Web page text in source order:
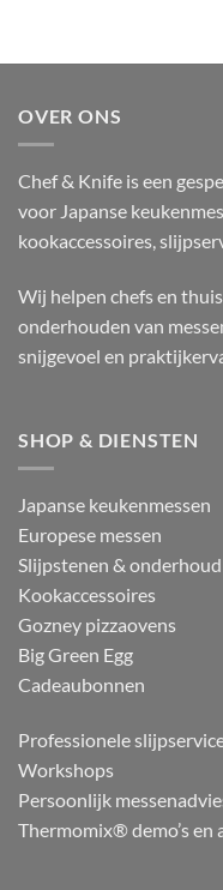
OVER ONS
Chef & Knife is een
voor Japanse
kookaccessoires,
Wij helpen chefs en
onderhouden van
snijgevoel en
SHOP & DIENSTEN
Japanse keukenmessen
Europese messen
Slijpstenen & onderhoud
Kookaccessoires
Gozney pizzaovens
Big Green Egg
Cadeaubonnen
Professionele
Workshops
Persoonlijk
Thermomix® demo’s en